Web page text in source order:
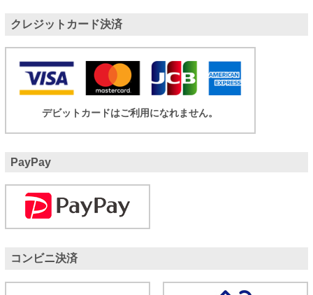
クレジットカード決済
デビットカードはご利用になれません。
PayPay
コンビニ決済